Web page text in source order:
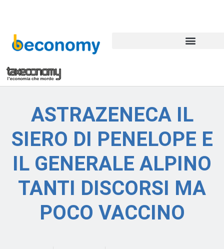
ASTRAZENECA IL
SIERO DI PENELOPE E
IL GENERALE ALPINO
TANTI DISCORSI MA
POCO VACCINO